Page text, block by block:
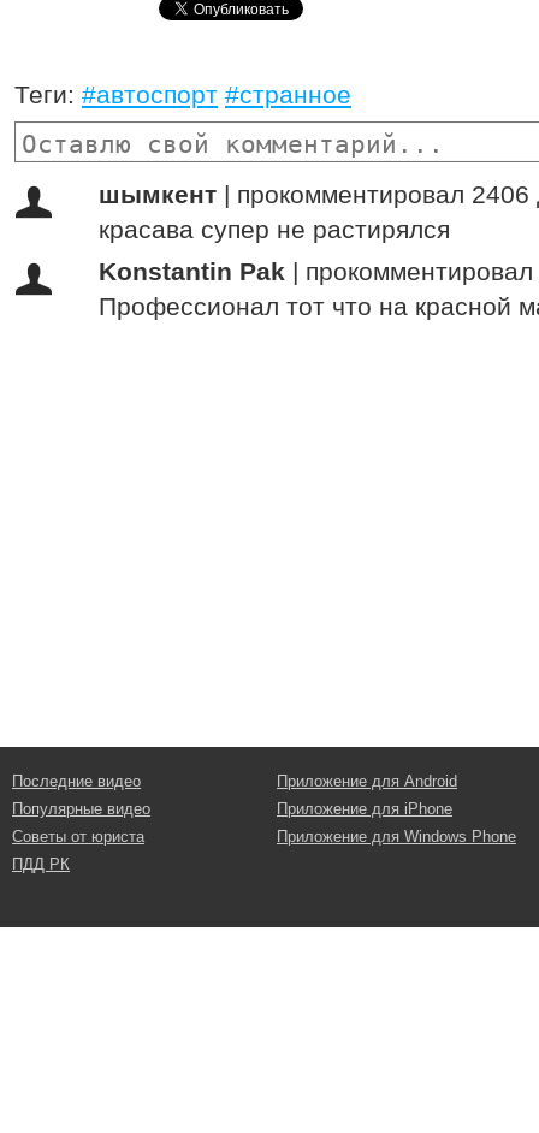
Теги: #автоспорт #странное
шымкент | прокомментировал 2406
красава супер не растирялся
Konstantin Pak |
Профессионал тот что на красной
Последние видео
Популярные видео
Советы от юриста
ПДД РК
Приложение для Android
Приложение для iPhone
Приложение для Windows Phone